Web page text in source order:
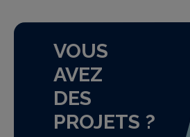
VOUS
AVEZ
DES
PROJETS ?